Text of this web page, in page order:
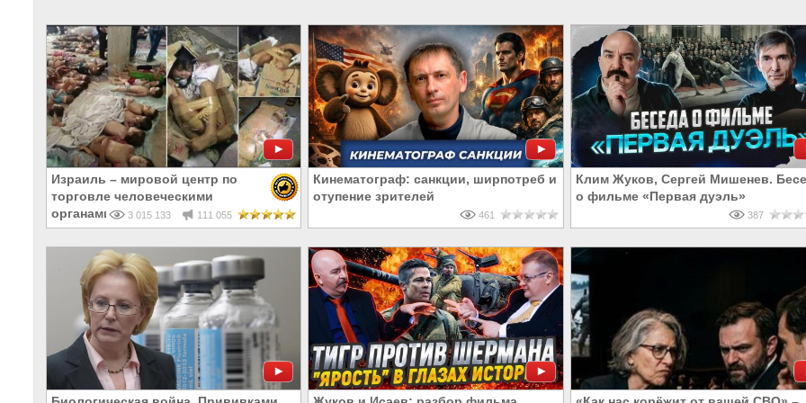
Израиль – мировой центр по
торговле человеческими
органами
3 015 133 111 055
Кинематограф: санкции, ширпотреб и
отупение зрителей
461
Клим Жуков, Сергей Мишенев.
о фильме «Первая дуэль»
387